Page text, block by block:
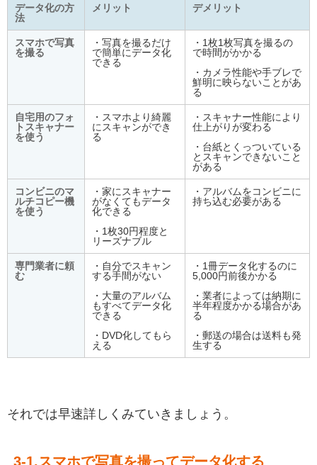
データ化の方
法
メリット デメリット
スマホで写真
を撮る
・写真を撮るだけ
で簡単にデータ化
できる
・1枚1枚写真を撮るの
で時間がかかる
・カメラ性能や手ブレで
鮮明に映らないことがあ
る
自宅用のフォ
トスキャナー
を使う
・スマホより綺麗
にスキャンができ
る
・スキャナー性能により
仕上がりが変わる
・台紙とくっついている
とスキャンできないこと
がある
コンビニのマ
ルチコピー機
を使う
・家にスキャナー
がなくてもデータ
化できる
・1枚30円程度と
リーズナブル
・アルバムをコンビニに
持ち込む必要がある
専門業者に頼
む
・自分でスキャン
する手間がない
・大量のアルバム
もすべてデータ化
できる
・DVD化してもら
える
・1冊データ化するのに
5,000円前後かかる
・業者によっては納期に
半年程度かかる場合があ
る
・郵送の場合は送料も発
生する
それでは早速詳しくみていきましょう。
3-1.スマホで写真を撮ってデータ化する